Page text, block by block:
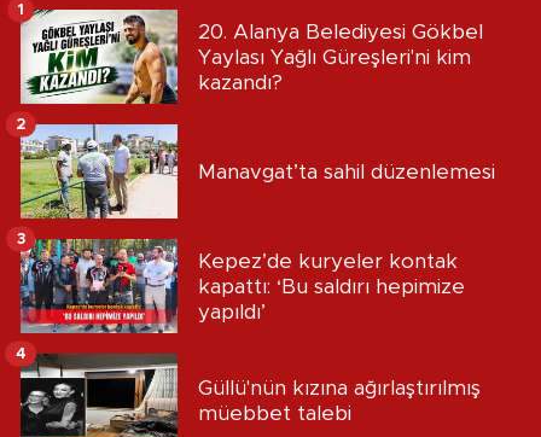
20. Alanya Belediyesi Gökbel
Yaylası Yağlı Güreşleri'ni kim
kazandı?
1
Manavgat’ta sahil düzenlemesi
2
Kepez’de kuryeler kontak
kapattı: ‘Bu saldırı hepimize
yapıldı’
3
Güllü'nün kızına ağırlaştırılmış
müebbet talebi
4